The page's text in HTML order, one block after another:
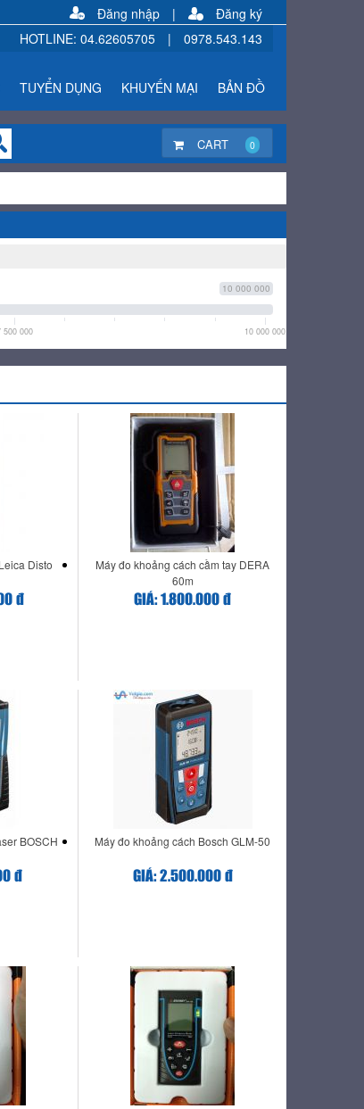
Đăng nhập |
Đăng ký
HOTLINE: 04.62605705 | 0978.543.143
TUYỂN DỤNG KHUYẾN MẠI BẢN ĐỒ
CART 0
10 000 000
500 000 10 000 000
Disto
đ
Máy đo khoảng cách cầm tay DERA
60m
GIÁ: 1.800.000 đ
BOSCH
đ
Máy đo khoảng cách Bosch GLM-50
GIÁ: 2.500.000 đ